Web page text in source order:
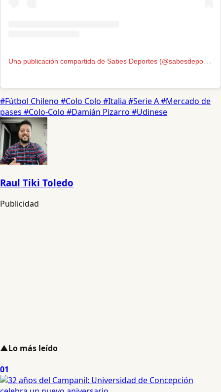
U
na publicación compartida de Sabes Deportes (@sabesdeportes)
#Fútbol Chileno #Colo Colo #Italia #Serie A#Mercado de
pases #Colo-Colo #Damián Pizarro #Udinese
Raul Tiki Toledo
Publicidad
▲Lo más leído
01